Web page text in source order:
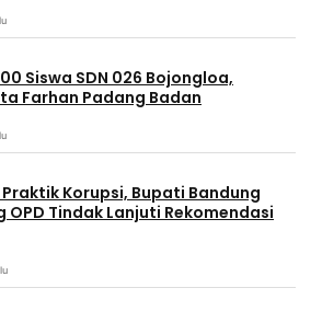
Siswa SDN 026 Bojongloa,
Farhan Padang Badan
Korupsi, Bupati Bandung
OPD Tindak Lanjuti Rekomendasi